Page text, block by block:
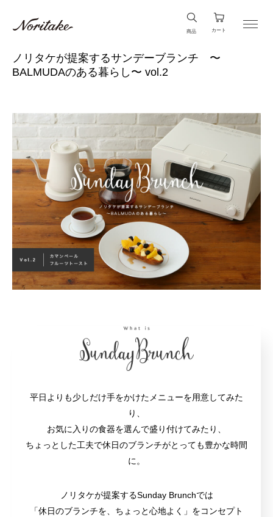
商品 カート
ノリタケが提案するサンデーブランチ 〜
BALMUDAのある暮らし〜 vol.2
平日よりも少しだけ手をかけたメニューを用意してみた
り、
お気に入りの食器を選んで盛り付けてみたり、
ちょっとした工夫で休日のブランチがとっても豊かな時間
に。
ノリタケが提案するSunday Brunchでは
「休日のブランチを、ちょっと心地よく」をコンセプト